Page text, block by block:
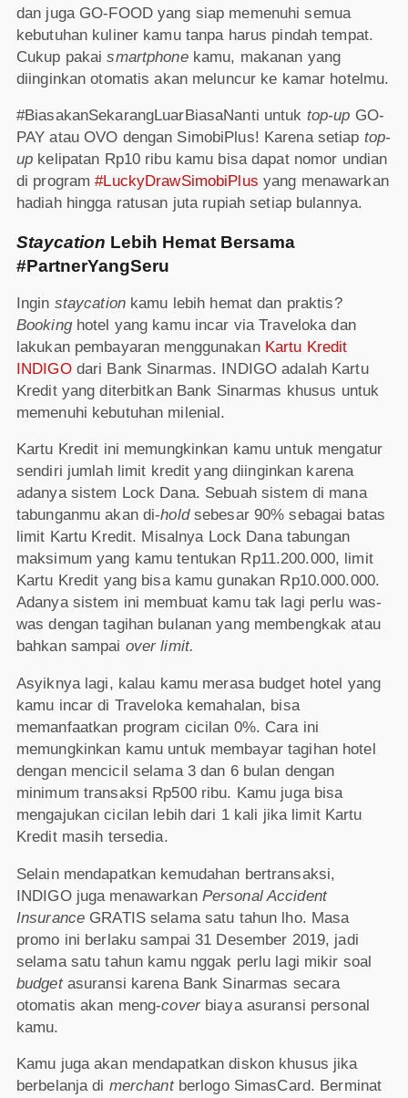
dan juga GO-FOOD yang siap memenuhi semua
kebutuhan kuliner kamu tanpa harus pindah tempat.
Cukup pakaismartphonekamu, makanan yang
diinginkan otomatis akan meluncur ke kamar hotelmu.
#BiasakanSekarangLuarBiasaNanti untuk top-up GO-
PAY atau OVO dengan SimobiPlus! Karena setiap top-
up kelipatan Rp10 ribu kamu bisa dapat nomor undian
di program#LuckyDrawSimobiPlus yang menawarkan
hadiah hingga ratusan juta rupiah setiap bulannya.
Staycation Lebih Hemat Bersama
#PartnerYangSeru
Ingin staycationkamu lebih hemat dan praktis?
Bookinghotel yang kamu incar via Traveloka dan
lakukan pembayaran menggunakan Kartu Kredit
INDIGOdari Bank Sinarmas. INDIGO adalah Kartu
Kredit yang diterbitkan Bank Sinarmas khusus untuk
memenuhi kebutuhan milenial.
Kartu Kredit ini memungkinkan kamu untuk mengatur
sendiri jumlah limit kredit yang diinginkan karena
adanya sistem Lock Dana. Sebuah sistem di mana
tabunganmu akan di-holdsebesar 90% sebagai batas
limit Kartu Kredit. Misalnya Lock Dana tabungan
maksimum yang kamu tentukan Rp11.200.000, limit
Kartu Kredit yang bisa kamu gunakan Rp10.000.000.
Adanya sistem ini membuat kamu tak lagi perlu was-
was dengan tagihan bulanan yang membengkak atau
bahkan sampai over limit.
Asyiknya lagi, kalau kamu merasa budget hotel yang
kamu incar di Traveloka kemahalan, bisa
memanfaatkan program cicilan 0%. Cara ini
memungkinkan kamu untuk membayar tagihan hotel
dengan mencicil selama 3 dan 6 bulan dengan
minimum transaksi Rp500 ribu. Kamu juga bisa
mengajukan cicilan lebih dari 1 kali jika limit Kartu
Kredit masih tersedia.
Selain mendapatkan kemudahan bertransaksi,
INDIGO juga menawarkan Personal Accident
Insurance GRATIS selama satu tahun lho. Masa
promo ini berlaku sampai 31 Desember 2019, jadi
selama satu tahun kamu nggak perlu lagi mikir soal
budgetasuransi karena Bank Sinarmas secara
otomatis akan meng-coverbiaya asuransi personal
kamu.
Kamu juga akan mendapatkan diskon khusus jika
berbelanja di merchant berlogo SimasCard. Berminat